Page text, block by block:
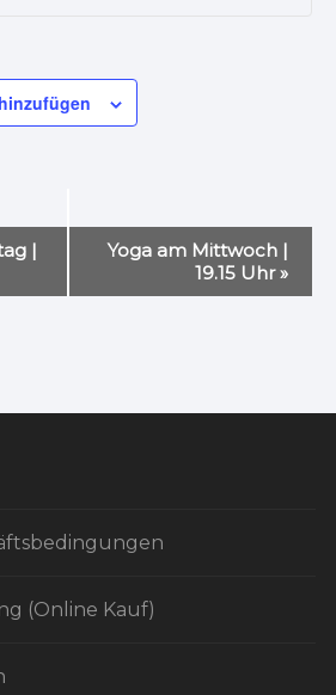
|
Yoga am Mittwoch |
19.15 Uhr»
(Online Kauf)